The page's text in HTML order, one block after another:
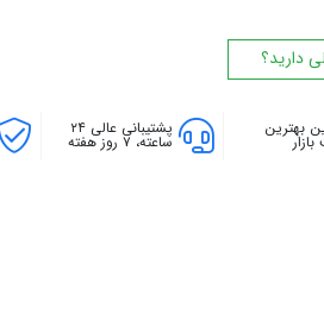
دارید؟
بهترین پشتیبانی عالی ۲۴
ساعته، ۷ روز هفته